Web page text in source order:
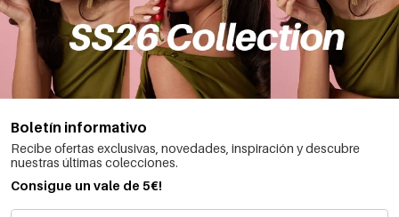
Boletín informativo
Recibe ofertas exclusivas, novedades, inspiración y descubre
nuestras últimas colecciones.
Consigue un vale de 5€!